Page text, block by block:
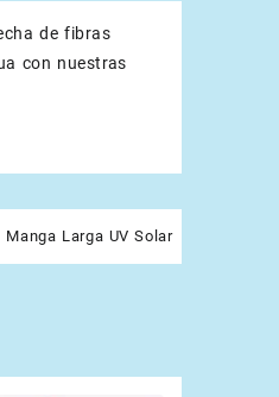
de fibras
con nuestras
Manga Larga UV Solar